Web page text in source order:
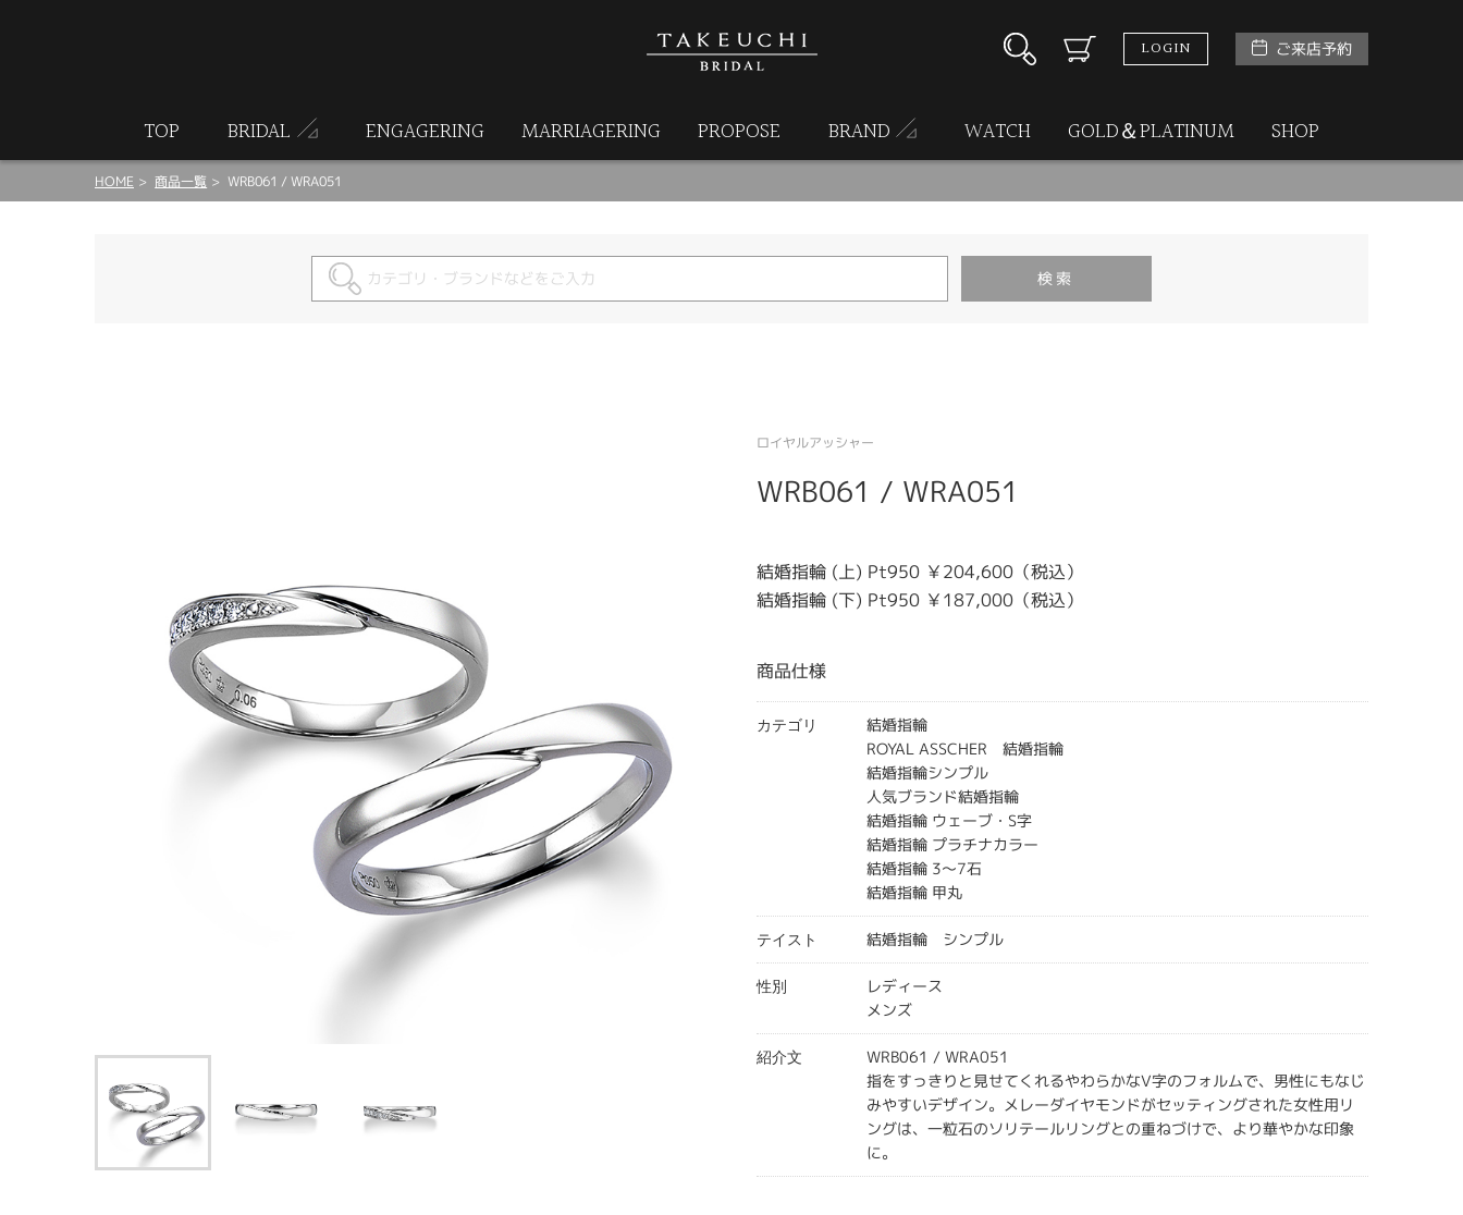
LOGIN ご来店予約
TOP BRIDAL ENGAGERING MARRIAGERING PROPOSE BRAND WATCH GOLD＆PLATINUM SHOP
HOME 商品一覧 WRB061 / WRA051
ロイヤルアッシャー
WRB061 / WRA051
結婚指輪 (上) Pt950 ￥204,600（税込）
結婚指輪 (下) Pt950 ￥187,000（税込）
商品仕様
カテゴリ
結婚指輪
ROYAL ASSCHER 結婚指輪
結婚指輪シンプル
人気ブランド結婚指輪
結婚指輪 ウェーブ・S字
結婚指輪 プラチナカラー
結婚指輪 3～7石
結婚指輪 甲丸
テイスト 結婚指輪 シンプル
性別
レディース
メンズ
紹介文
WRB061 / WRA051
指をすっきりと見せてくれるやわらかなV字のフォルムで、男性にもなじ
みやすいデザイン。メレーダイヤモンドがセッティングされた女性用リ
ングは、一粒石のソリテールリングとの重ねづけで、より華やかな印象
に。